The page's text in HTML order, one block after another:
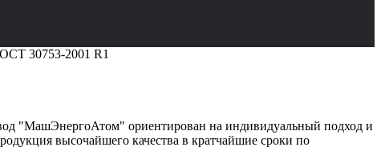
30753-2001 R1
"МашЭнергоАтом" ориентирован на индивидуальный подход и
высочайшего качества в кратчайшие сроки по